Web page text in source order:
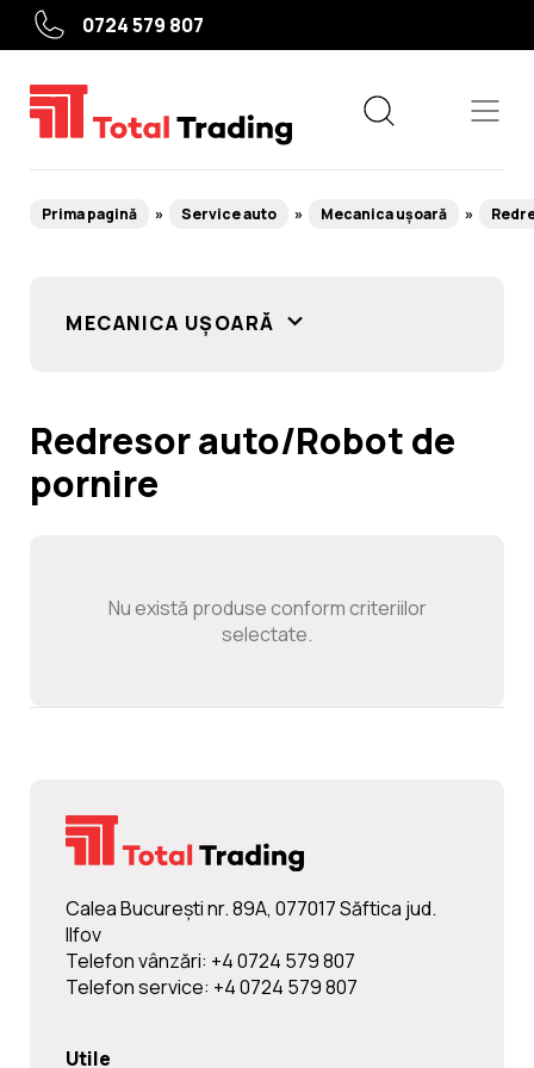
0724 579 807
Camioane, agricole, utilaje grele
Utile
Ghidul Echipamentelor
Prima pagină Service auto Mecanica ușoară
MECANICA UȘOARĂ
Redresor auto/Robot de
pornire
Nu există produse conform criteriilor
selectate.
Calea Bucureşti nr. 89A, 077017 Săftica jud.
Ilfov
Telefon vânzări: +4 0724 579 807
Telefon service: +4 0724 579 807
Utile